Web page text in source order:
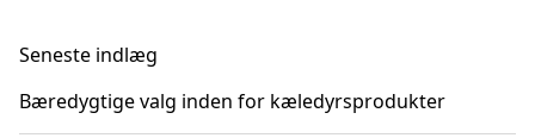
Seneste indlæg
Bæredygtige valg inden for kæledyrsprodukter